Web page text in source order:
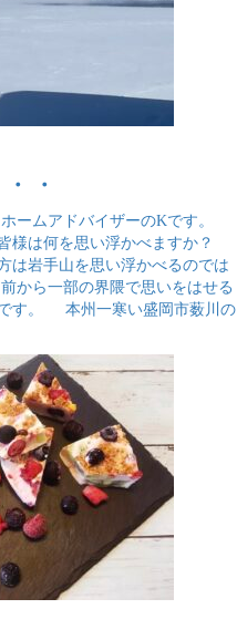
・
ームアドバイザーのKです。
様は何を思い浮かべますか？
は岩手山を思い浮かべるのでは
から一部の界隈で思いをはせる
す。 本州一寒い盛岡市薮川の